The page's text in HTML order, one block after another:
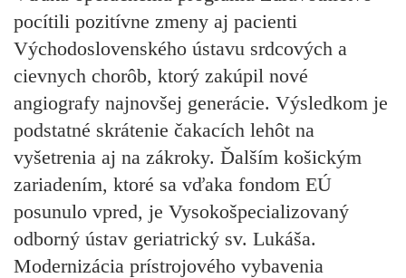
pocítili pozitívne zmeny aj pacienti
Východoslovenského ústavu srdcových a
cievnych chorôb, ktorý zakúpil nové
angiografy najnovšej generácie. Výsledkom je
podstatné skrátenie čakacích lehôt na
vyšetrenia aj na zákroky. Ďalším košickým
zariadením, ktoré sa vďaka fondom EÚ
posunulo vpred, je Vysokošpecializovaný
odborný ústav geriatrický sv. Lukáša.
Modernizácia prístrojového vybavenia